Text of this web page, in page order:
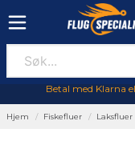
Betal med Klarna
Hjem Fiskefluer Laksfluer